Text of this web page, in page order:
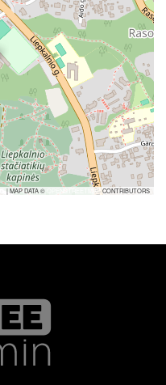
|MAP DATA © OPENSTREETMAPCONTRIBUTORS